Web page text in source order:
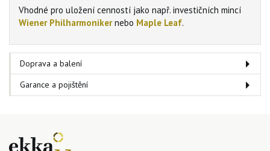
Vhodné pro uložení cenností jako např. investičních mincí
Wiener Philharmonikernebo Maple Leaf.
Doprava a balení
Garance a pojištění